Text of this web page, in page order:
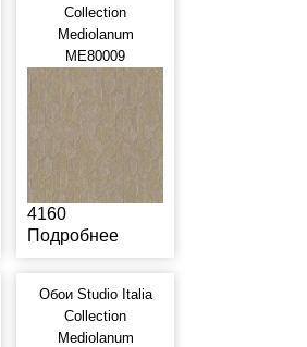
Collection
Mediolanum
ME80009
4160
Подробнее
Обои Studio Italia
Collection
Mediolanum